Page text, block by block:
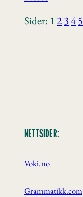
Sider: 12345
NETTSIDER:
Voki.no
Grammatikk.com